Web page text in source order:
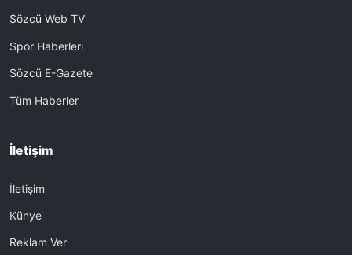
Sözcü Web TV
Spor Haberleri
Sözcü E-Gazete
Tüm Haberler
İletişim
İletişim
Künye
Reklam Ver